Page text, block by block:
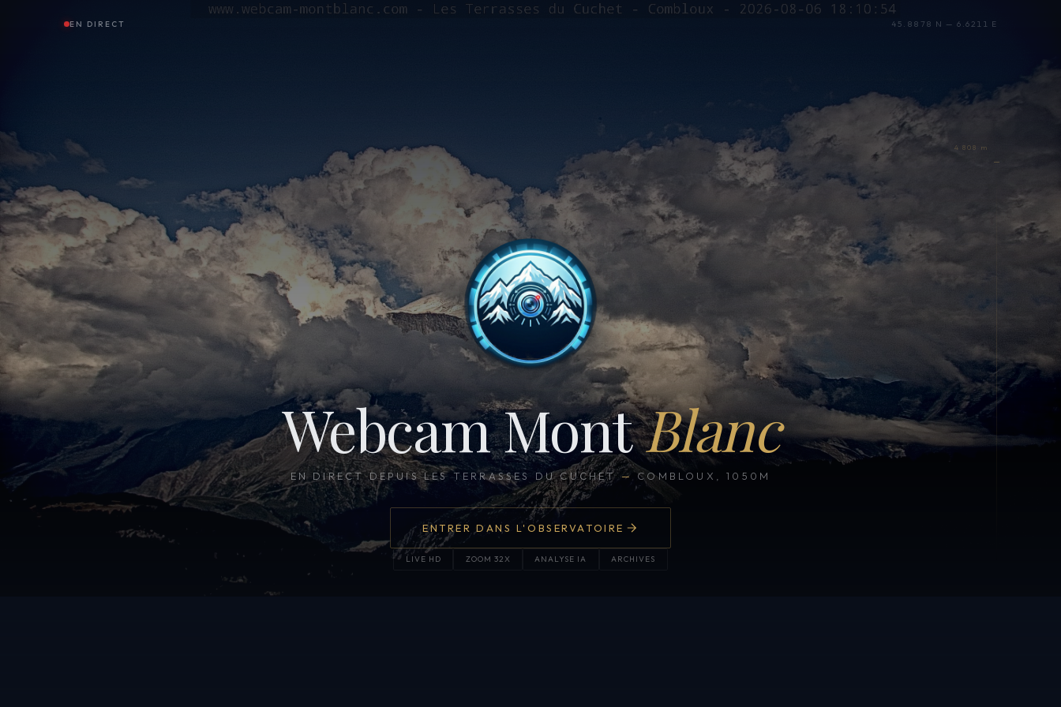
EN DIRECT 45.8878 N — 6.6211 E
Webcam MontBlanc
EN DIRECT DEPUIS LES TERRASSES DU CUCHET — COMBLOUX, 1050M
ENTRER DANS L'OBSERVATOIRE
LIVE HD ZOOM 32X ANALYSE IA ARCHIVES